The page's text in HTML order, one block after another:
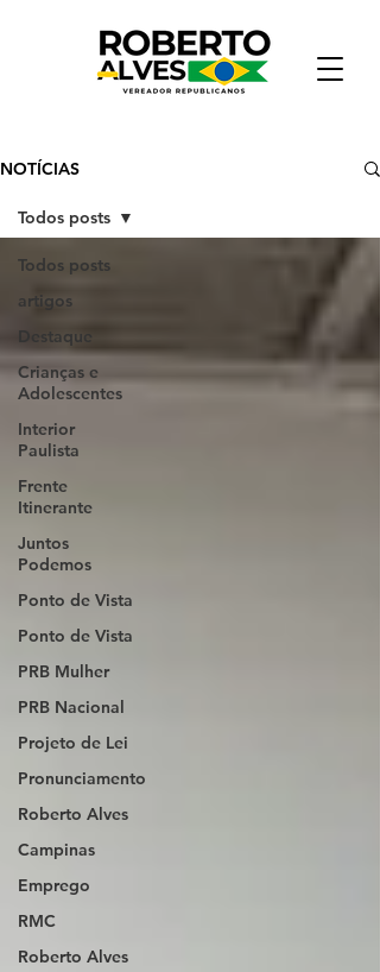
NOTÍCIAS
Todos posts
artigos
Destaque
Crianças e
Adolescentes
Interior
Paulista
Frente
Itinerante
Juntos
Podemos
Ponto de Vista
Ponto de Vista
PRB Mulher
PRB Nacional
Projeto de Lei
Pronunciamento
Roberto Alves
Campinas
Emprego
RMC
Roberto Alves
Todos posts